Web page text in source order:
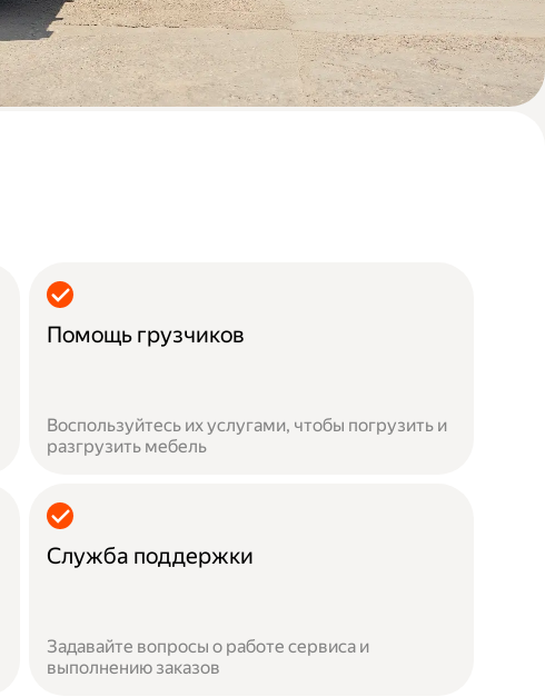
Помощь грузчиков
Воспользуйтесь их услугами, чтобы погрузить и
разгрузить мебель
Служба поддержки
Задавайте вопросы о работе сервиса и
выполнению заказов